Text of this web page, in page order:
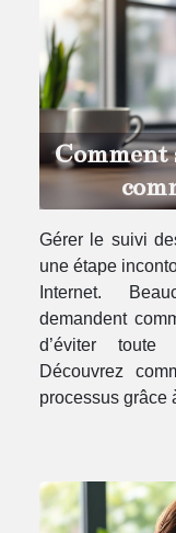
Comment
Gérer le suivi
une étape
Internet.
demandent
d’éviter toute
Découvrez
processus grâce